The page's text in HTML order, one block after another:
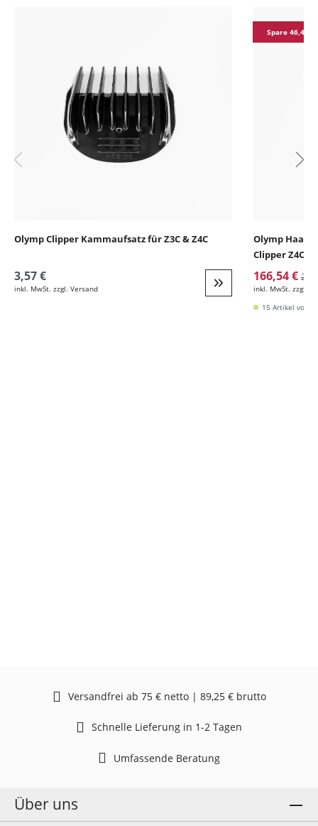
Olymp Clipper Kammaufsatz für Z3C & Z4C
3,57 €
inkl. MwSt. zzgl. Versand Weiter zur Detail
Spare 46,47 €
Olymp
Clipper Z4C
166,54 €
inkl. MwSt. zzgl.
15 Artikel
Versandfrei ab 75 € netto | 89,25 € brutto
Schnelle Lieferung in 1-2 Tagen
Umfassende Beratung
Über uns